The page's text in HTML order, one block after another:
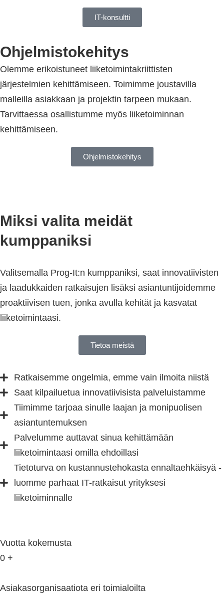
IT-konsultti
Ohjelmistokehitys
Olemme erikoistuneet liiketoimintakriittisten
järjestelmien kehittämiseen. Toimimme joustavilla
malleilla asiakkaan ja projektin tarpeen mukaan.
Tarvittaessa osallistumme myös liiketoiminnan
kehittämiseen.
Ohjelmistokehitys
Miksi valita meidät
kumppaniksi​
Valitsemalla Prog-It:n kumppaniksi, saat innovatiivisten
ja laadukkaiden ratkaisujen lisäksi asiantuntijoidemme
proaktiivisen tuen, jonka avulla kehität ja kasvatat
liiketoimintaasi.
Tietoa meistä
Ratkaisemme ongelmia, emme vain ilmoita niistä
Saat kilpailuetua innovatiivisista palveluistamme
Tiimimme tarjoaa sinulle laajan ja monipuolisen
asiantuntemuksen
Palvelumme auttavat sinua kehittämään
liiketoimintaasi omilla ehdoillasi
Tietoturva on kustannustehokasta ennaltaehkäisyä -
luomme parhaat IT-ratkaisut yrityksesi
liiketoiminnalle
Vuotta kokemusta
0 +
Asiakasorganisaatiota eri toimialoilta